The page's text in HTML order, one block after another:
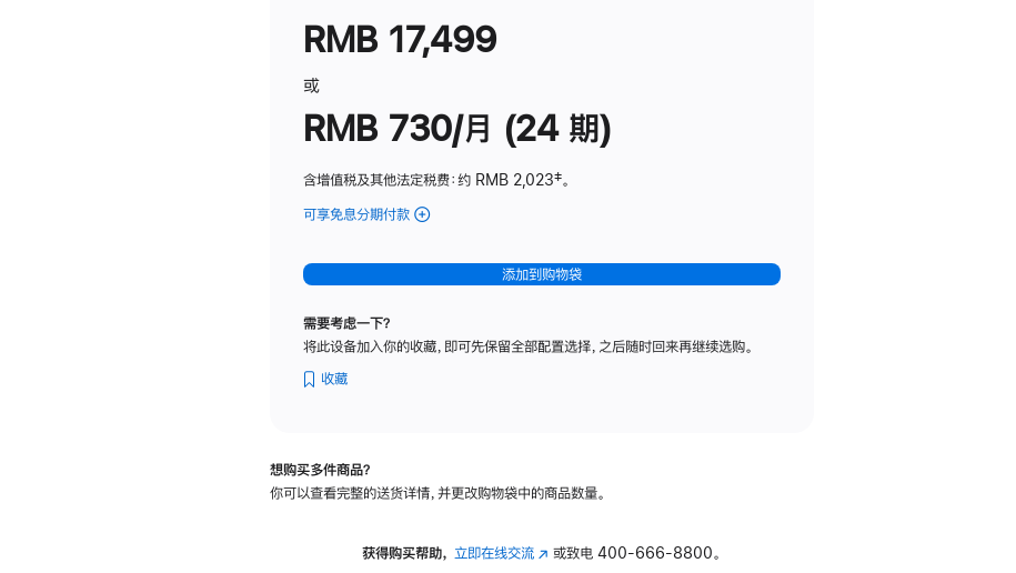
RMB 17,499
或
RMB 730/月 (24 期)
含增值税及其他法定税费：约 RMB 2,023脚
‡。
可享免息分期付款 (Studio
-
纳
理
可
斜
添加到购物袋
需要考虑一下？
将此设备加入你的收藏，即可先保留全部配置选择，之后随时回来再继续选购。
收藏
想购买多件商品？
你可以查看完整的送货详情，并更改购物袋中的商品数量。
获得购买帮助， 立即在线交流(在 或致电400-666-8800。